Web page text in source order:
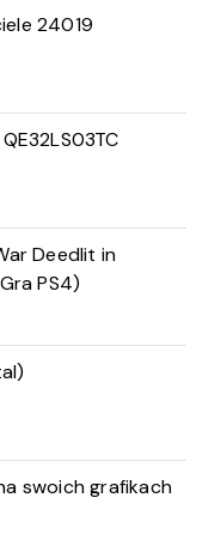
24019
Deedlit in
PS4)
swoich grafikach